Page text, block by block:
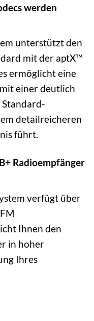
werden
unterstützt den
mit der aptX™
ermöglicht eine
einer deutlich
detailreicheren
führt.
Radioempfänger
verfügt über
Ihnen den
in hoher
Ihres